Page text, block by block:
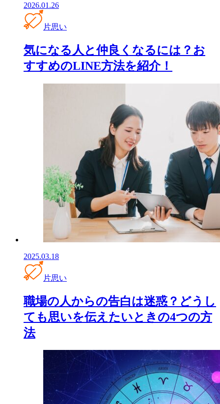
2026.01.26
片思い
気になる人と仲良くなるには？お
すすめのLINE方法を紹介！
2025.03.18
片思い
職場の人からの告白は迷惑？どうし
ても思いを伝えたいときの4つの方
法